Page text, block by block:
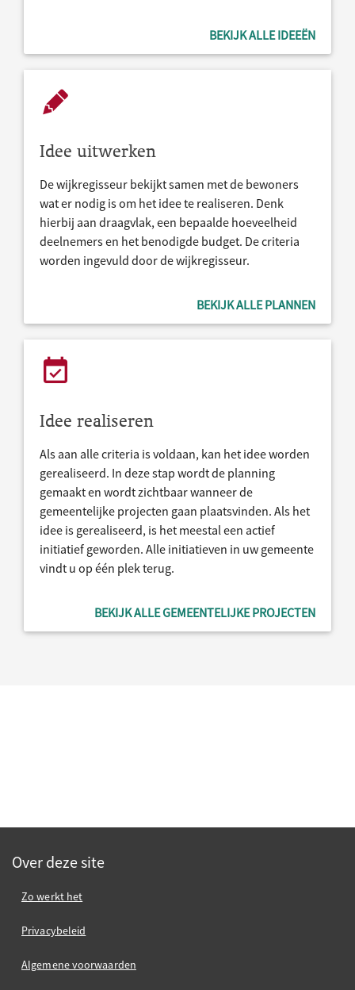
BEKIJK ALLE IDEEËN
Idee uitwerken
De wijkregisseur bekijkt samen met de bewoners
wat er nodig is om het idee te realiseren. Denk
hierbij aan draagvlak, een bepaalde hoeveelheid
deelnemers en het benodigde budget. De criteria
worden ingevuld door de wijkregisseur.
BEKIJK ALLE PLANNEN
Idee realiseren
Als aan alle criteria is voldaan, kan het idee worden
gerealiseerd. In deze stap wordt de planning
gemaakt en wordt zichtbaar wanneer de
gemeentelijke projecten gaan plaatsvinden. Als het
idee is gerealiseerd, is het meestal een actief
initiatief geworden. Alle initiatieven in uw gemeente
vindt u op één plek terug.
BEKIJK ALLE GEMEENTELIJKE PROJECTEN
Over deze site
Zo werkt het
Privacybeleid
Algemene voorwaarden